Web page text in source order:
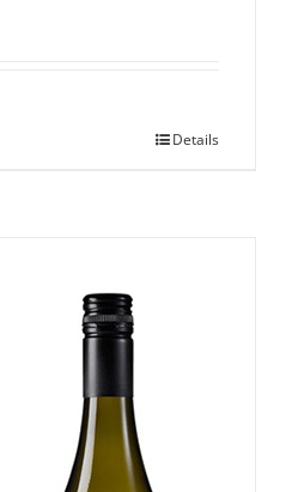
Details